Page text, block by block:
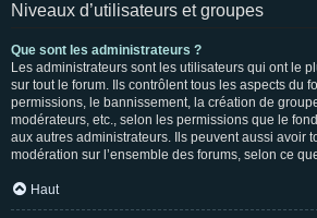
Niveaux d’utilisateurs et groupes
Que sont les administrateurs ?
Les administrateurs sont les utilisateurs qui ont le
sur tout le forum. Ils contrôlent tous les aspects du
permissions, le bannissement, la création de
modérateurs, etc., selon les permissions que le
aux autres administrateurs. Ils peuvent aussi avoir
modération sur l’ensemble des forums, selon ce
Haut